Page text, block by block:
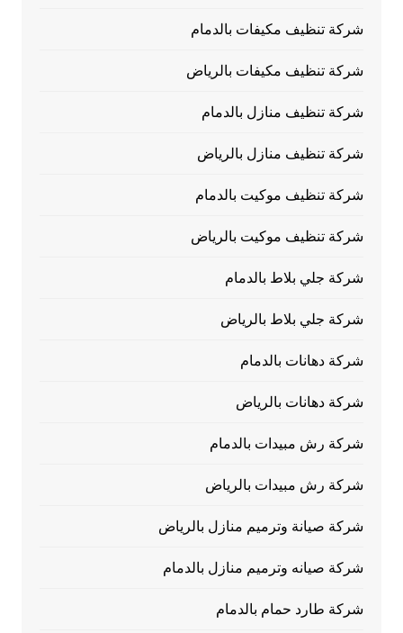
شركة تنظيف مكيفات بالدمام
شركة تنظيف مكيفات بالرياض
شركة تنظيف منازل بالدمام
شركة تنظيف منازل بالرياض
شركة تنظيف موكيت بالدمام
شركة تنظيف موكيت بالرياض
شركة جلي بلاط بالدمام
شركة جلي بلاط بالرياض
شركة دهانات بالدمام
شركة دهانات بالرياض
شركة رش مبيدات بالدمام
شركة رش مبيدات بالرياض
شركة صيانة وترميم منازل بالرياض
شركة صيانه وترميم منازل بالدمام
شركة طارد حمام بالدمام